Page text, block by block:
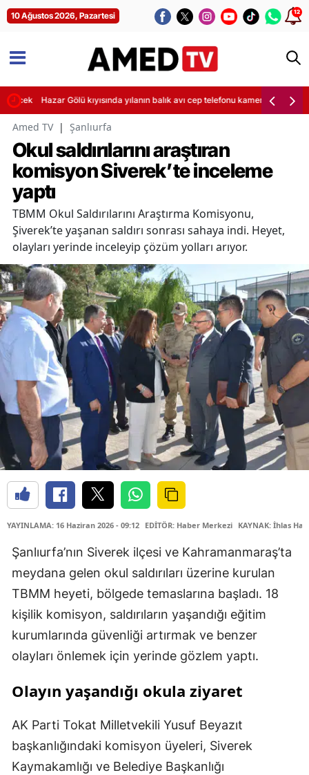
10 Ağustos 2026, Pazartesi 12
Hazar Gölü kıyısında yılanın balık avı cep telefonu kamerasına yansıdı
Amed TV | Şanlıurfa
Okul saldırılarını araştıran
komisyon Siverek’te inceleme
yaptı
TBMM Okul Saldırılarını Araştırma Komisyonu,
Şiverek’te yaşanan saldırı sonrası sahaya indi. Heyet,
olayları yerinde inceleyip çözüm yolları arıyor.
YAYINLAMA: 16 Haziran 2026 - 09:12 EDİTÖR: Haber Merkezi KAYNAK: İhlas
Şanlıurfa’nın Siverek ilçesi ve Kahramanmaraş’ta
meydana gelen okul saldırıları üzerine kurulan
TBMM heyeti, bölgede temaslarına başladı. 18
kişilik komisyon, saldırıların yaşandığı eğitim
kurumlarında güvenliği artırmak ve benzer
olayları önlemek için yerinde gözlem yaptı.
Olayın yaşandığı okula ziyaret
AK Parti Tokat Milletvekili Yusuf Beyazıt
başkanlığındaki komisyon üyeleri, Siverek
Kaymakamlığı ve Belediye Başkanlığı